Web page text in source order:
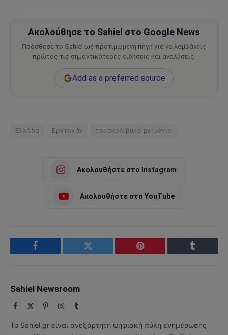
Ακολούθησε το Sahiel στο Google News
Πρόσθεσε το Sahiel ως προτιμώμενη πηγή για να λαμβάνεις
πρώτος τις σημαντικότερες ειδήσεις και αναλύσεις.
Add as a preferred source
Ελλάδα Ερντογάν τουρκολιβυκό μνημόνιο
Ακολουθήστε στο Instagram
Ακολουθήστε στο YouTube
Facebook Twitter Pinterest Tumblr
Sahiel Newsroom
Facebook PinterestInstagram
Tumblr
Το Sahiel.gr είναι ανεξάρτητη ψηφιακή πύλη ενημέρωσης